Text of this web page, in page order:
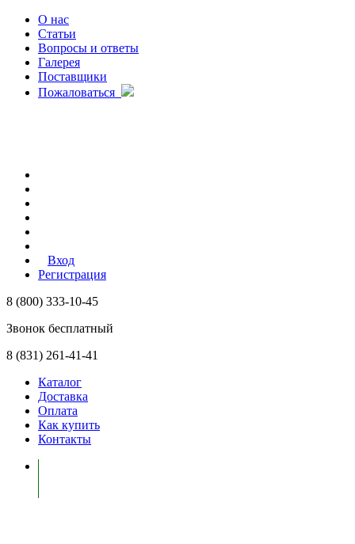
О нас
Статьи
Вопросы и ответы
Галерея
Поставщики
Пожаловаться
Вход
Регистрация
8 (800) 333-10-45
Звонок бесплатный
8 (831) 261-41-41
Каталог
Доставка
Оплата
Как купить
Контакты